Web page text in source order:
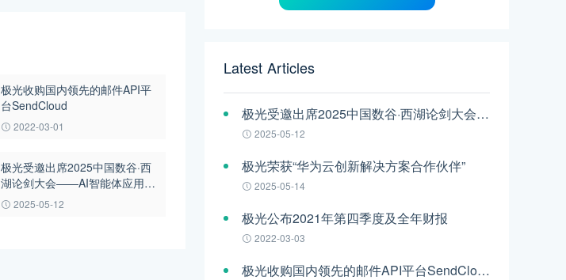
极光收购国内领先的邮件API平
台SendCloud
2022-03-01
极光受邀出席2025中国数谷·西
湖论剑大会——AI智能体应用与
安全治理论坛
2025-05-12
Latest Articles
极光受邀出席2025中国数谷·西湖论剑大会——AI智能体应用与安全治理论坛
2025-05-12
极光荣获“华为云创新解决方案合作伙伴”
2025-05-14
极光公布2021年第四季度及全年财报
2022-03-03
极光收购国内领先的邮件API平台SendCloud